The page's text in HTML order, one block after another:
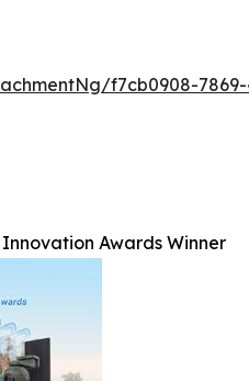
f7cb0908-
Awards Winner